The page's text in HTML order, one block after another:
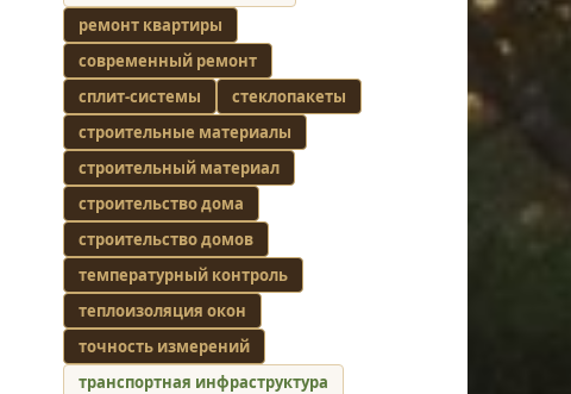
ремонт квартиры
современный ремонт
сплит-системы
стеклопакеты
строительные материалы
строительный материал
строительство дома
строительство домов
температурный контроль
теплоизоляция окон
точность измерений
транспортная инфраструктура